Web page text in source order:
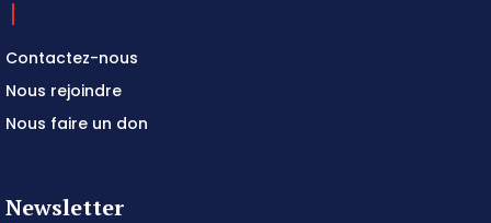
Contactez-nous
Nous rejoindre
Nous faire un don
Newsletter